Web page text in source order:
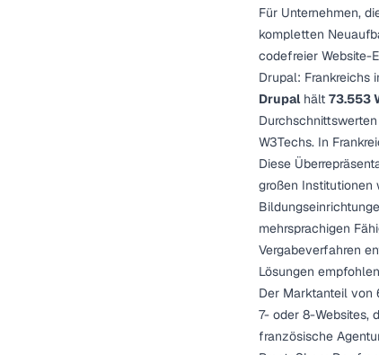
Für Unternehmen,
kompletten
codefreier Website-
Drupal: Frankreichs
Drupalhält 73.553
W3Techs. In
Diese
großen Institutionen
mehrsprachigen
Vergabeverfahren
Lösungen
Der Marktanteil von
7- oder 8-Websites,
französische